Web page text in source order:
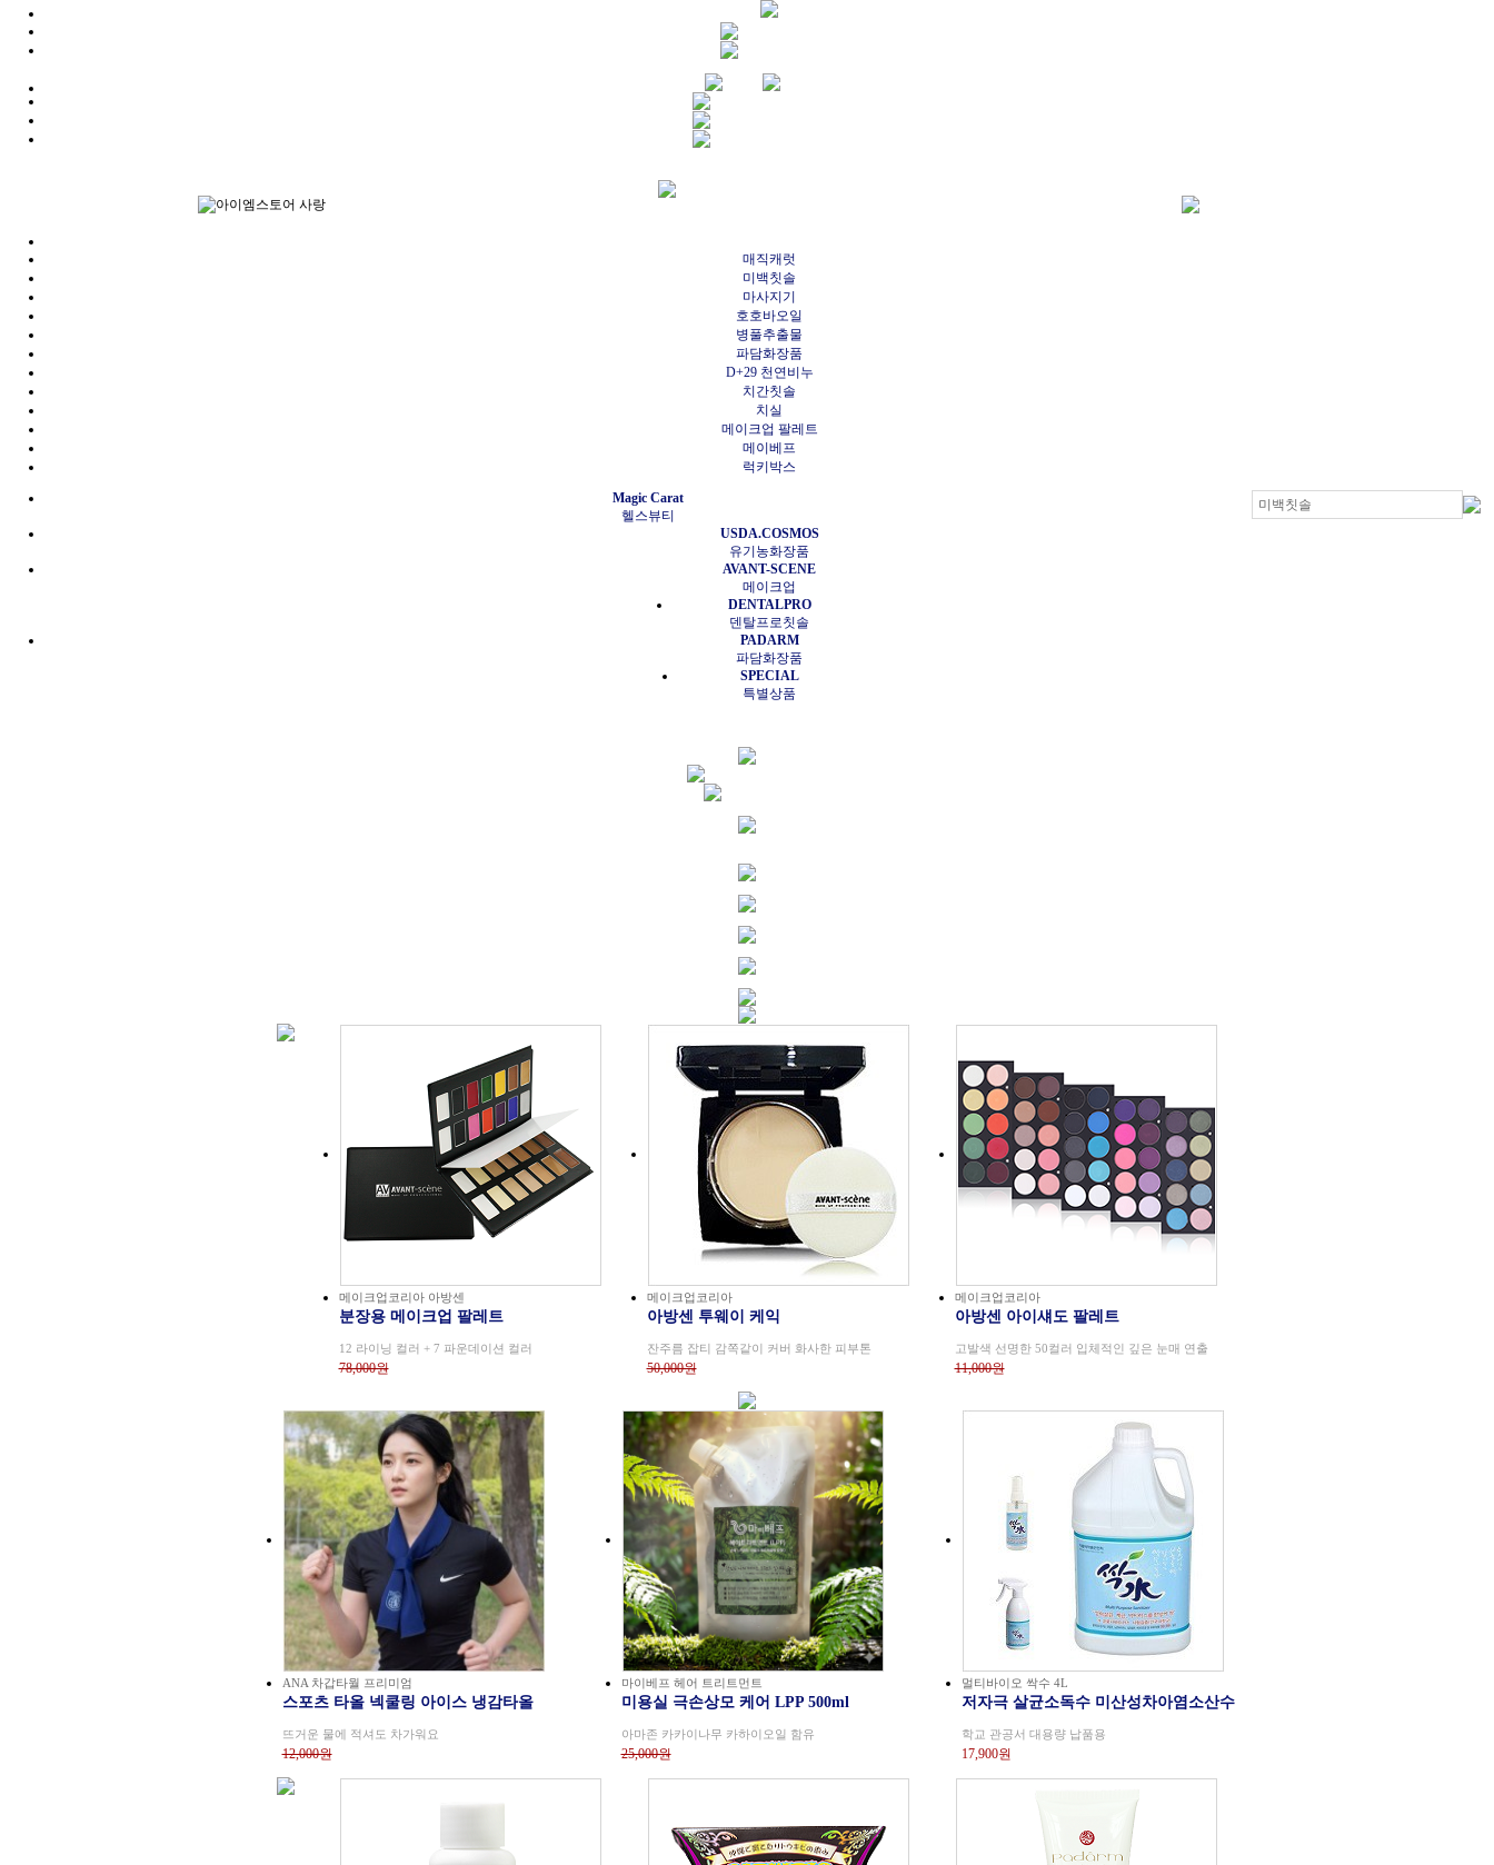
매직캐럿
미백칫솔
마사지기
호호바오일
병풀추출물
파담화장품
D+29 천연비누
치간칫솔
치실
메이크업 팔레트
메이베프
럭키박스
Magic Carat
헬스뷰티
USDA.COSMOS
유기농화장품
AVANT-SCENE
메이크업
DENTALPRO
덴탈프로칫솔
PADARM
파담화장품
SPECIAL
특별상품
메이크업코리아 아방센
분장용 메이크업 팔레트
12 라이닝 컬러 + 7 파운데이션 컬러
78,000원
메이크업코리아
아방센 투웨이 케익
잔주름 잡티 감쪽같이 커버 화사한 피부톤
50,000원
메이크업코리아
아방센 아이섀도 팔레트
고발색 선명한 50컬러 입체적인 깊은 눈매 연출
11,000원
ANA 차갑타월 프리미엄
스포츠 타올 넥쿨링 아이스 냉감타올
뜨거운 물에 적셔도 차가워요
12,000원
마이베프 헤어 트리트먼트
미용실 극손상모 케어 LPP 500ml
아마존 카카이나무 카하이오일 함유
25,000원
멀티바이오 싹수 4L
저자극 살균소독수 미산성차아염소산수
학교 관공서 대용량 납품용
17,900원